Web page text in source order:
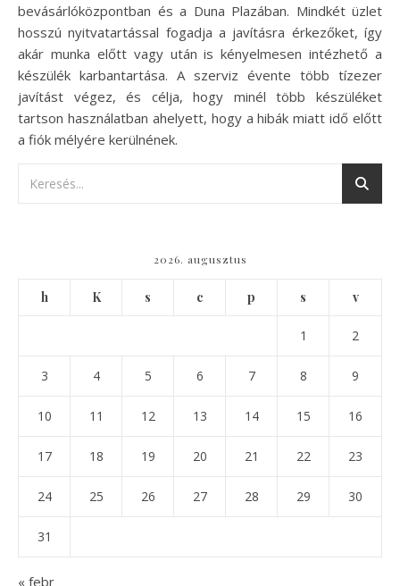
bevásárlóközpontban és a Duna Plazában. Mindkét üzlet
hosszú nyitvatartással fogadja a javításra érkezőket, így
akár munka előtt vagy után is kényelmesen intézhető a
készülék karbantartása. A szerviz évente több tízezer
javítást végez, és célja, hogy minél több készüléket
tartson használatban ahelyett, hogy a hibák miatt idő előtt
a fiók mélyére kerülnének.
2026. augusztus
h K s c p s v
1 2
3 4 5 6 7 8 9
10 11 12 13 14 15 16
17 18 19 20 21 22 23
24 25 26 27 28 29 30
31
« febr